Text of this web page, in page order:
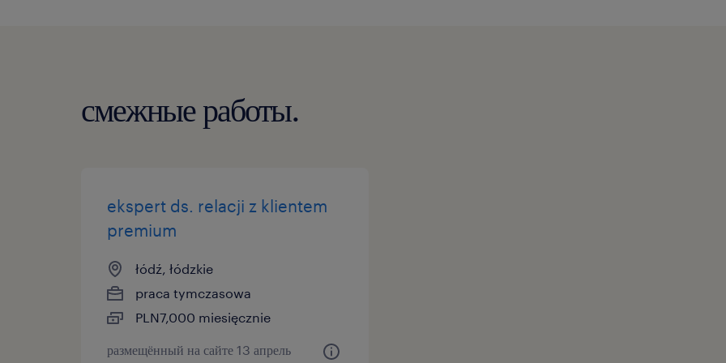
смежные работы.
ekspert ds. relacji z klientem
premium
łódź, łódzkie
praca tymczasowa
PLN7,000 miesięcznie
размещённый на сайте 13 апрель